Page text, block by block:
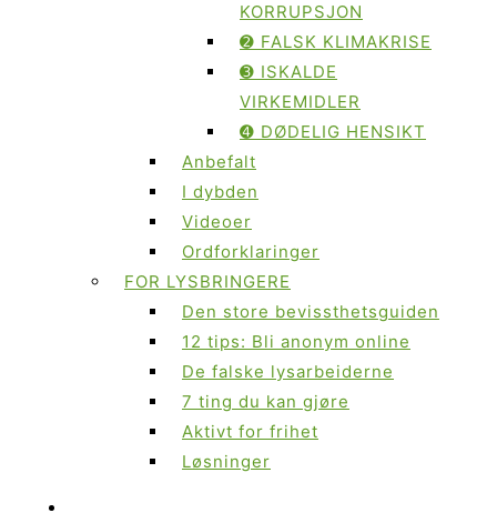
KORRUPSJON
➋ FALSK KLIMAKRISE
➌ ISKALDE
VIRKEMIDLER
➍ DØDELIG HENSIKT
Anbefalt
I dybden
Videoer
Ordforklaringer
FOR LYSBRINGERE
Den store bevissthetsguiden
12 tips: Bli anonym online
De falske lysarbeiderne
7 ting du kan gjøre
Aktivt for frihet
Løsninger